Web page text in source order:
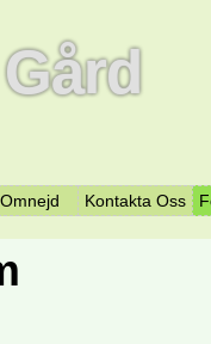
Kontakta Oss